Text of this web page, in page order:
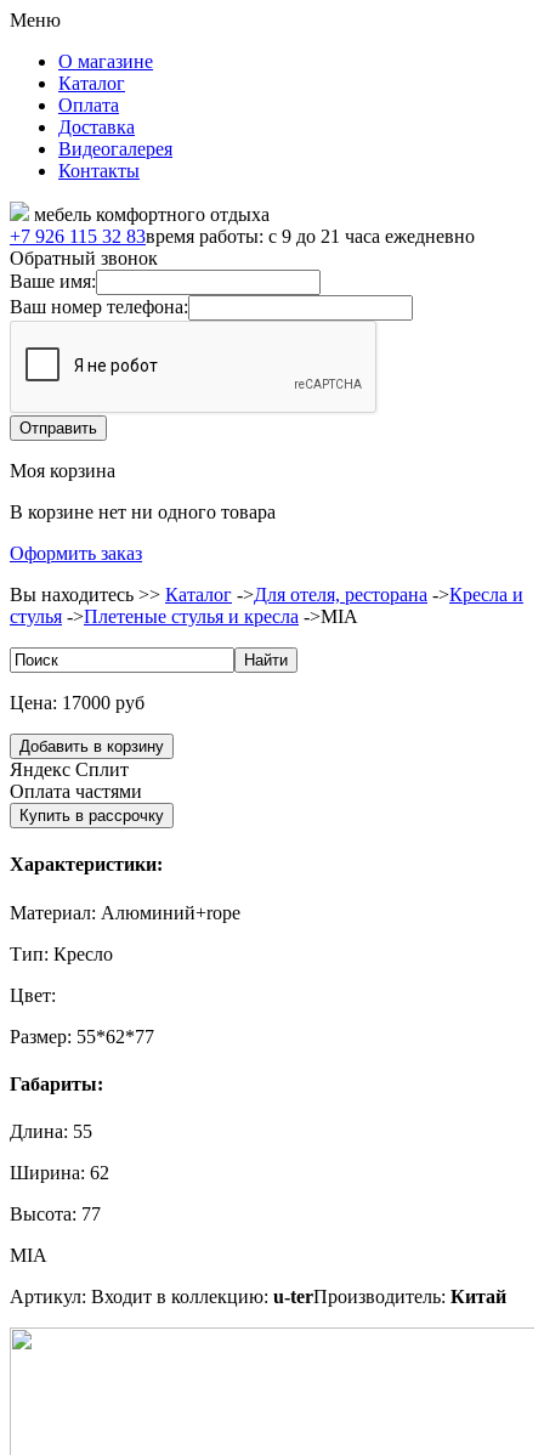
Меню
О магазине
Каталог
Оплата
Доставка
Видеогалерея
Контакты
мебель комфортного отдыха
+7 926 115 32 83время работы: с 9 до 21 часа ежедневно
Обратный звонок
Ваше имя:
Ваш номер телефона:
Моя корзина
В корзине нет ни одного товара
Оформить заказ
Вы находитесь >> Каталог ->Для отеля, ресторана ->Кресла и
стулья ->Плетеные стулья и кресла ->MIA
Цена: 17000 руб
Яндекс Сплит
Оплата частями
Характеристики:
Материал: Алюминий+rope
Тип: Кресло
Цвет:
Размер: 55*62*77
Габариты:
Длина: 55
Ширина: 62
Высота: 77
MIA
Артикул: Входит в коллекцию: u-terПроизводитель: Китай